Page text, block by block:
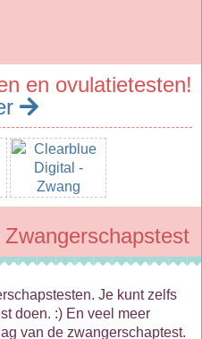
en ovulatietesten!
Je kunt zelfs
doen. :) En veel meer
van de zwangerschaptest.